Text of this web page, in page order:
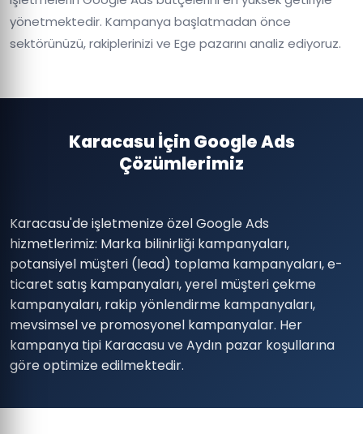
yönetmektedir. Kampanya başlatmadan önce
sektörünüzü, rakiplerinizi ve Ege pazarını analiz ediyoruz.
Karacasu İçin Google Ads
Çözümlerimiz
Karacasu'de işletmenize özel Google Ads
hizmetlerimiz: Marka bilinirliği kampanyaları,
potansiyel müşteri (lead) toplama kampanyaları, e-
ticaret satış kampanyaları, yerel müşteri çekme
kampanyaları, rakip yönlendirme kampanyaları,
mevsimsel ve promosyonel kampanyalar. Her
kampanya tipi Karacasu ve Aydın pazar koşullarına
göre optimize edilmektedir.